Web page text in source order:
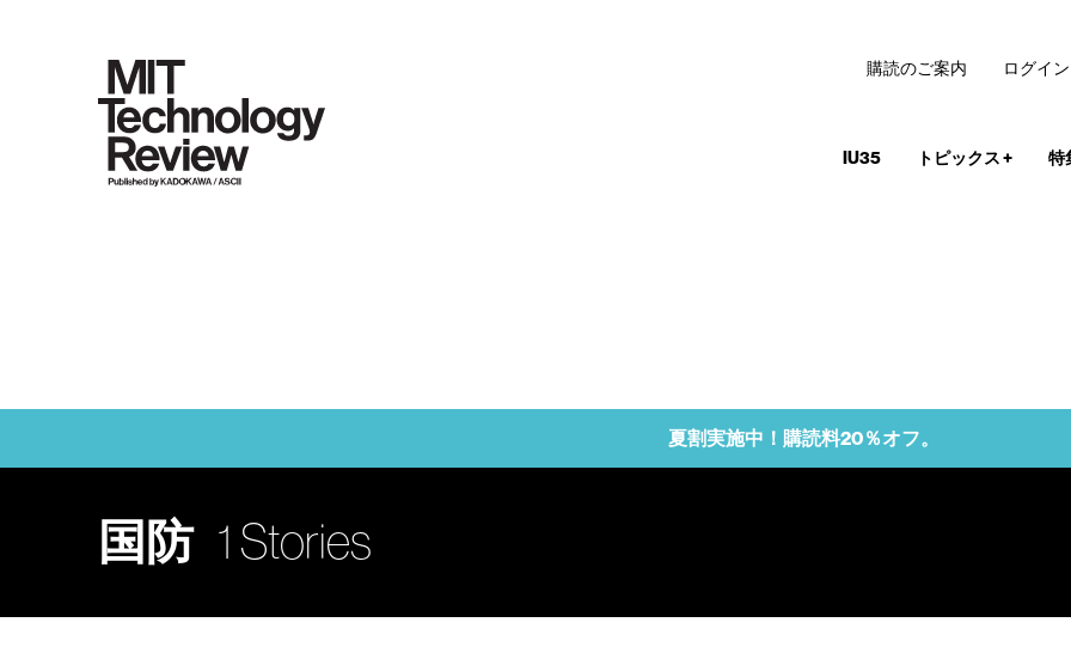
IU35 トピックス+ 特
購読のご案内 ログイン
夏割実施中！購読料20％オフ。
国防 1 Stories